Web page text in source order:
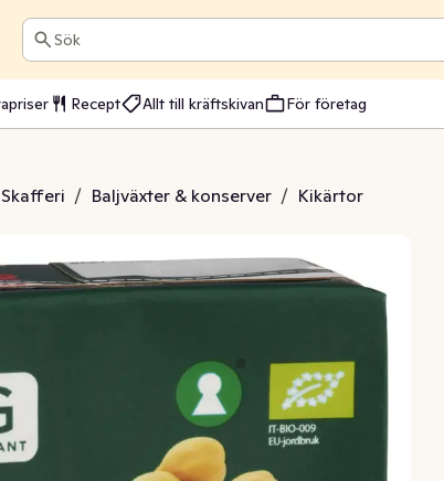
Sök
Recept Allt till kräftskivan För företag
Skafferi / Baljväxter & konserver / Kikärtor